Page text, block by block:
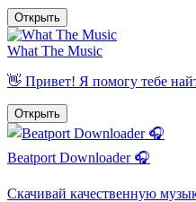
Открыть
What The Music
👋 Привет! Я помогу тебе
Открыть
Beatport Downloader 🎧
Скачивай качественную